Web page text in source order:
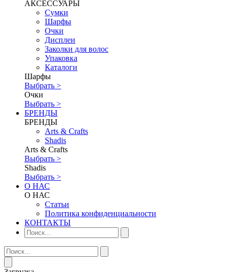
АКСЕССУАРЫ
Сумки
Шарфы
Очки
Дисплеи
Заколки для волос
Упаковка
Каталоги
Шарфы
Выбрать >
Очки
Выбрать >
БРЕНДЫ
БРЕНДЫ
Аrts & Сrafts
Shadis
Аrts & Сrafts
Выбрать >
Shadis
Выбрать >
О НАС
О НАС
Статьи
Политика конфиденциальности
КОНТАКТЫ